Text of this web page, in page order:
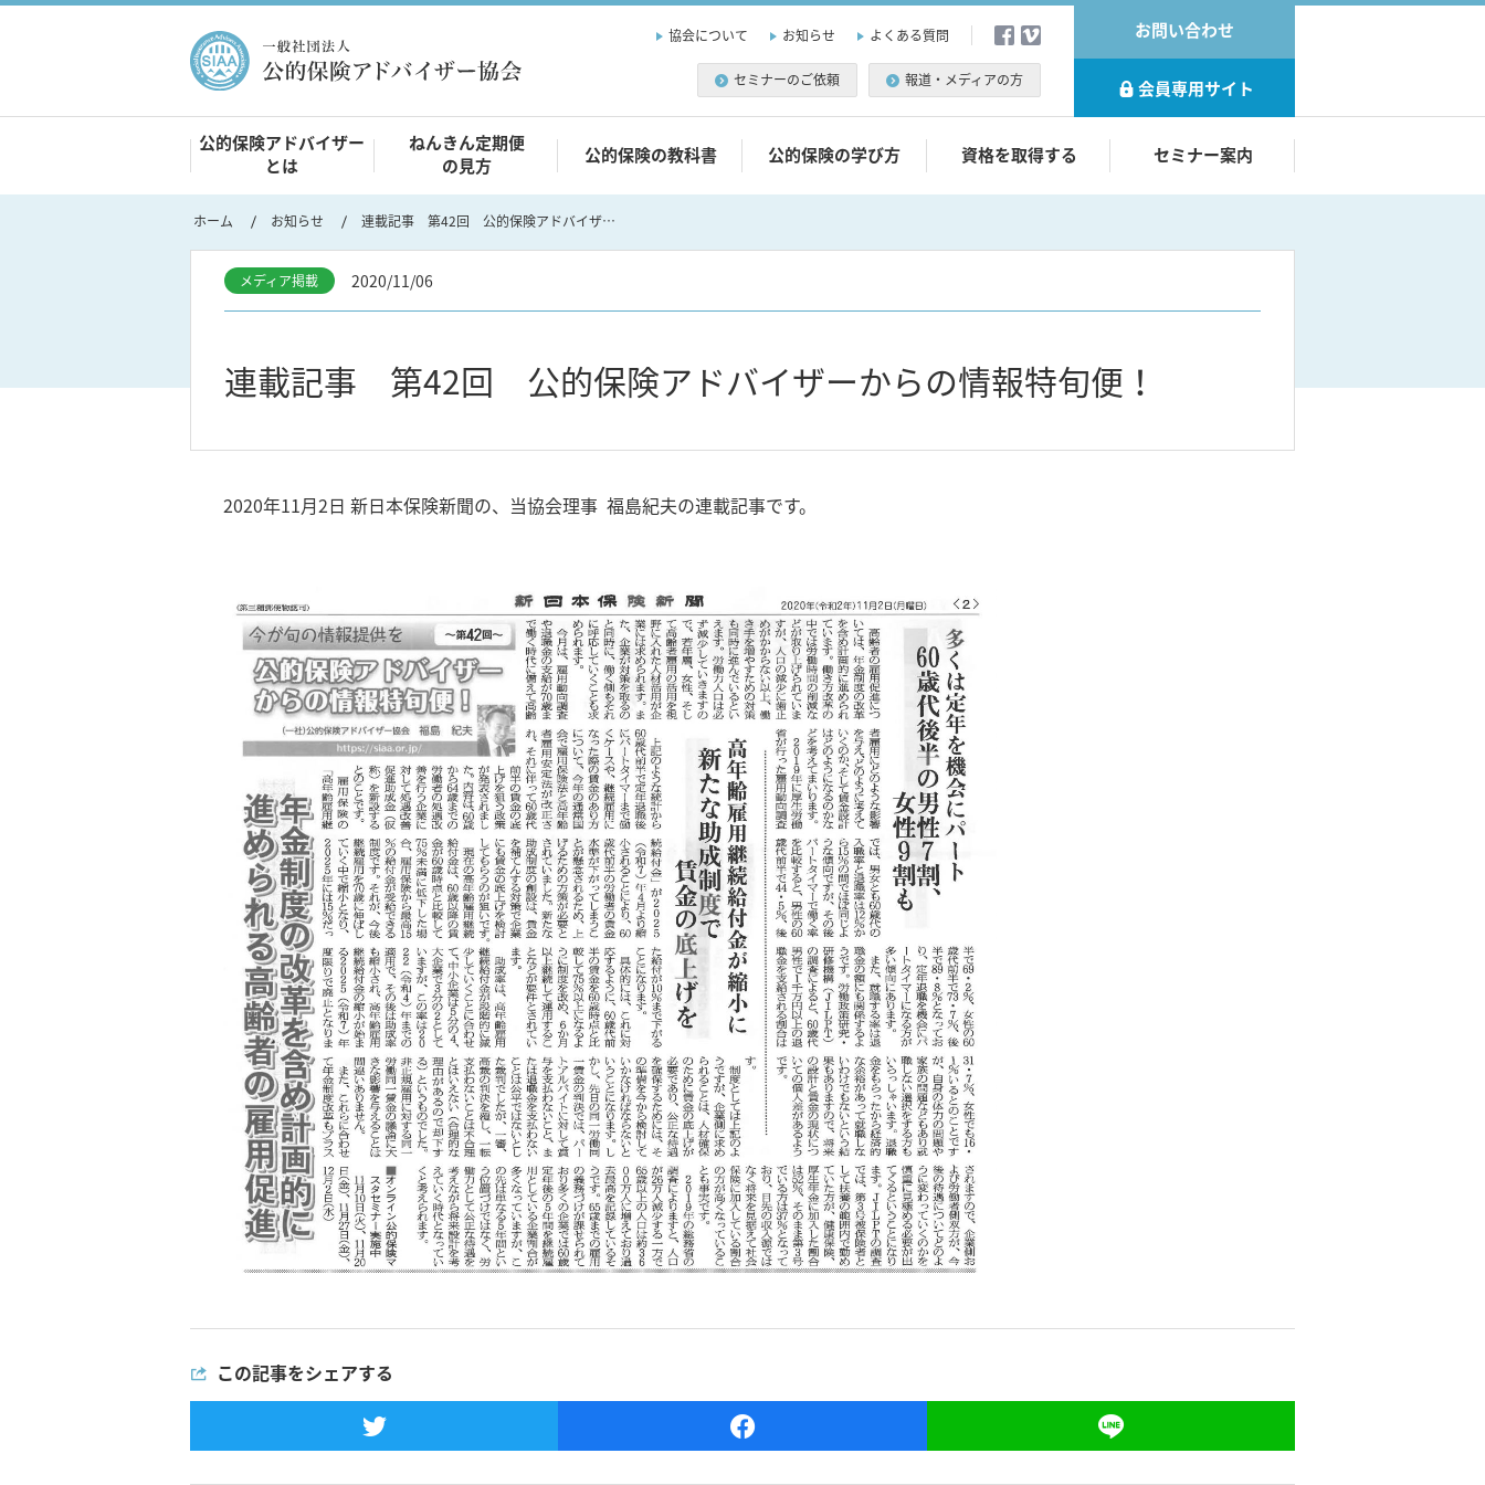
公的保険アドバイザー
とは
ねんきん定期便
の見方
公的保険の教科書 公的保険の学び方 資格を取得する セミナー案内
協会について お知らせ よくある質問
セミナーのご依頼 報道・メディアの方
お問い合わせ
会員専用サイト
ホーム お知らせ 連載記事 第42回 公的保険アドバイザーからの情報特旬便！
連載記事 第42回 公的保険アドバイザーからの情報特旬便！
メディア掲載 2020/11/06
2020年11月2日 新日本保険新聞の、当協会理事 福島紀夫の連載記事です。
この記事をシェアする